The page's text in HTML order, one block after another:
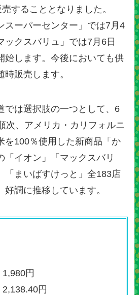
することとなりました。
スーパーセンター」では7月4
ックスバリュ」では7月6日
始します。今後においても供
販売します。
では選択肢の一つとして、6
次、アメリカ・カリフォルニ
を100％使用した新商品「か
「イオン」「マックスバリ
「まいばすけっと」全183店
調に推移しています。
円
円